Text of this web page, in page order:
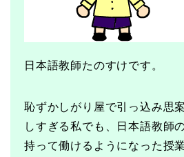
日本語教師たのすけです。
恥ずかしがり屋で引っ込み思
しすぎる私でも、日本語教師
持って働けるようになった授